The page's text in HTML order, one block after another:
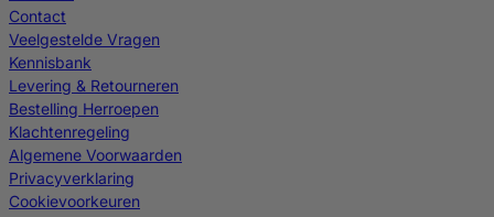
Contact
Veelgestelde Vragen
Kennisbank
Levering & Retourneren
Bestelling Herroepen
Klachtenregeling
Algemene Voorwaarden
Privacyverklaring
Cookievoorkeuren